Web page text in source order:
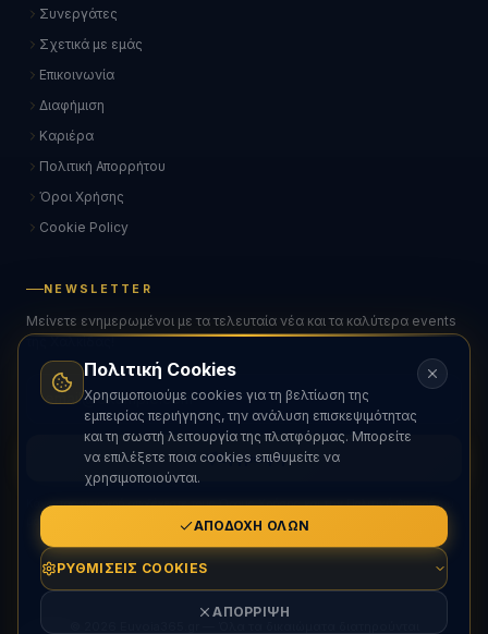
Συνεργάτες
Σχετικά με εμάς
Επικοινωνία
Διαφήμιση
Καριέρα
Πολιτική Απορρήτου
Όροι Χρήσης
Cookie Policy
NEWSLETTER
Μείνετε ενημερωμένοι με τα τελευταία νέα και τα καλύτερα events
της Χαλκίδας!
Εγγραφή
Κάνοντας εγγραφή αποδέχεστε τους Όρους Χρήσης και την Πολιτική Απορρήτου
μας.
Πολιτική Cookies
Χρησιμοποιούμε cookies για τη βελτίωση της
εμπειρίας περιήγησης, την ανάλυση επισκεψιμότητας
και τη σωστή λειτουργία της πλατφόρμας. Μπορείτε
να επιλέξετε ποια cookies επιθυμείτε να
χρησιμοποιούνται.
ΑΠΟΔΟΧΉ ΌΛΩΝ
ΡΥΘΜΊΣΕΙΣ COOKIES
ΑΠΌΡΡΙΨΗ